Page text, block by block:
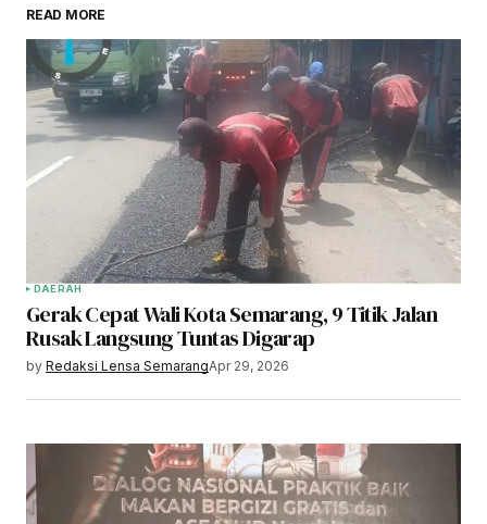
READ MORE
DAERAH
Gerak Cepat Wali Kota Semarang, 9 Titik Jalan
Rusak Langsung Tuntas Digarap
by Redaksi Lensa SemarangApr 29, 2026